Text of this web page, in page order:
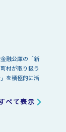
融公庫の「新
村が取り扱う
を積極的に活
べて表示